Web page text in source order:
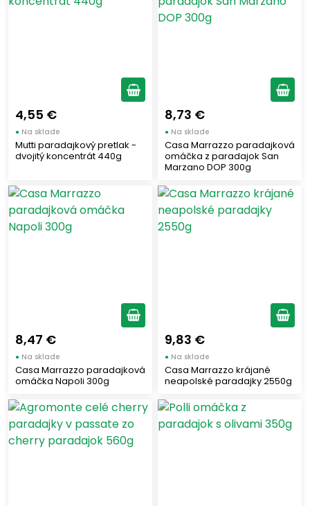
4,55 €
● Na sklade
Mutti paradajkový pretlak -
dvojitý koncentrát 440g
8,73 €
● Na sklade
Casa Marrazzo paradajková
omáčka z paradajok San
Marzano DOP 300g
8,47 €
● Na sklade
Casa Marrazzo paradajková
omáčka Napoli 300g
9,83 €
● Na sklade
Casa Marrazzo krájané
neapolské paradajky 2550g